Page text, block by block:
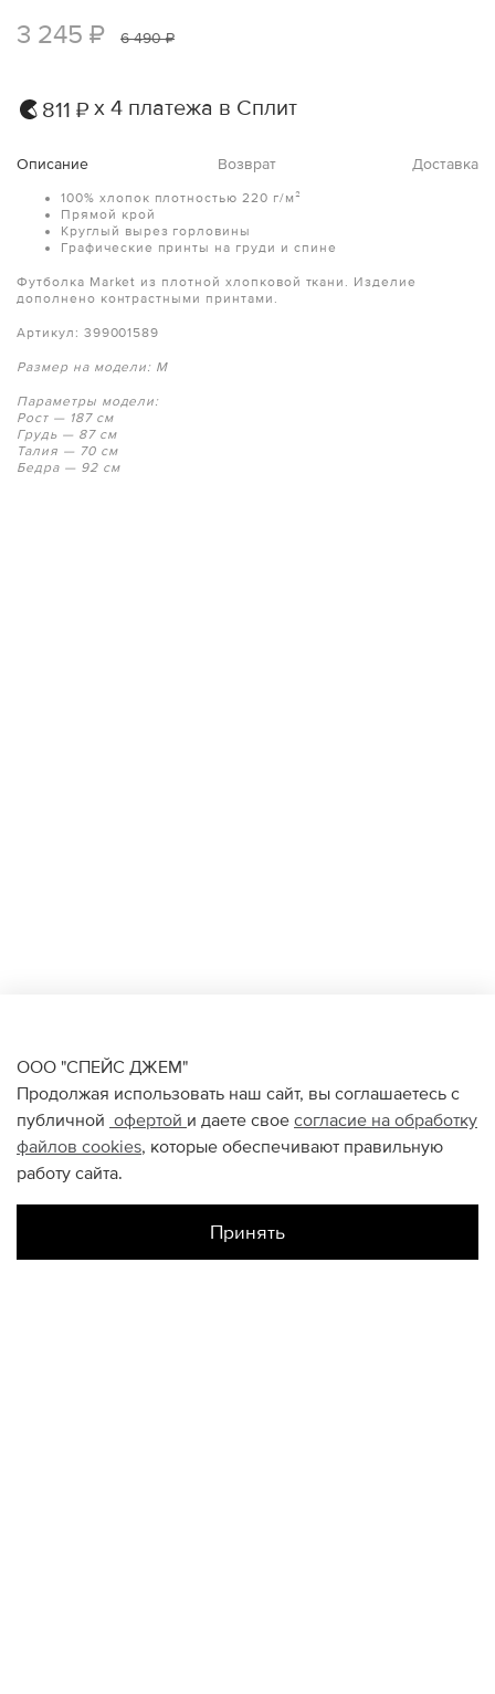
3 245 ₽ 6 490 ₽
811 ₽ х 4 платежа в Сплит
Описание Возврат Доставка
100% хлопок плотностью 220 г/м²
Прямой крой
Круглый вырез горловины
Графические принты на груди и спине
Футболка Market из плотной хлопковой ткани. Изделие
дополнено контрастными принтами.
Артикул: 399001589
Размер на модели: M
Параметры модели:
Рост — 187 см
Грудь — 87 см
Талия — 70 см
Бедра — 92 см
ООО "СПЕЙС ДЖЕМ"
Продолжая использовать наш сайт, вы соглашаетесь с
публичной офертой и даете свое согласие на обработку
файлов cookies, которые обеспечивают правильную
работу сайта.
Принять